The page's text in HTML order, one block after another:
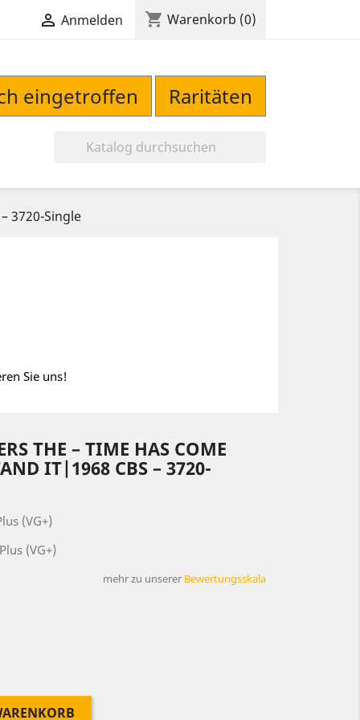
 Anmelden shopping_cart Warenkorb (0)
eingetroffen Raritäten
3720-Single
Sie uns!
‎THE – TIME HAS COME
IT|1968 CBS ‎– 3720-
(VG+)
(VG+)
mehr zu unserer Bewertungsskala